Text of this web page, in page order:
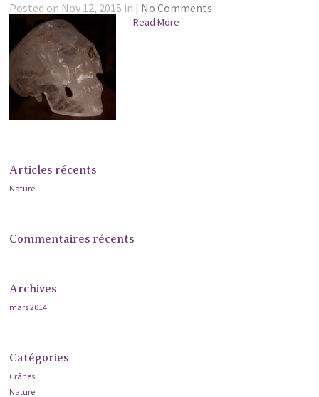
Posted on Nov 12, 2015 in | No Comments
Read More
Articles récents
Nature
Commentaires récents
Archives
mars 2014
Catégories
Crânes
Nature